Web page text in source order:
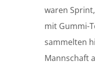
waren
mit Gummi-
sammelten
Mannschaft